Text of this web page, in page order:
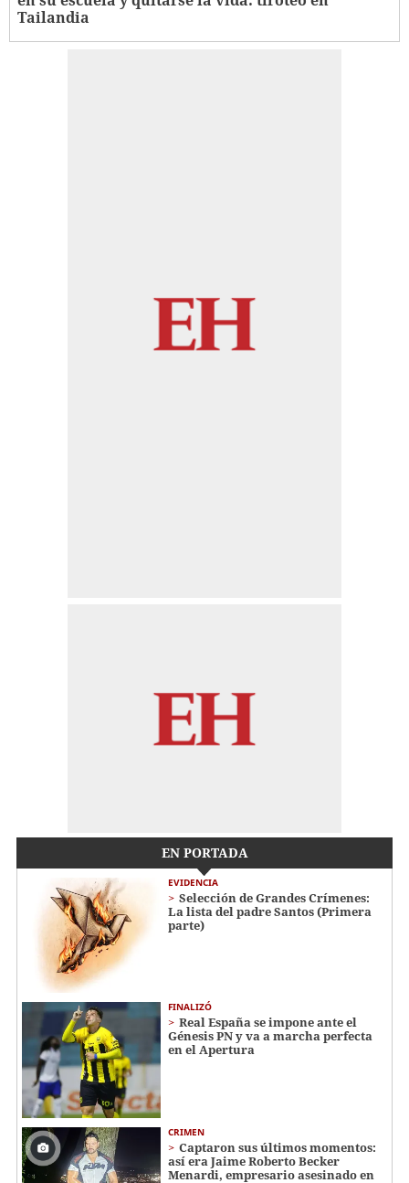
Tailandia
EN PORTADA
EVIDENCIA
Selección de Grandes Crímenes:
La lista del padre Santos (Primera
parte)
FINALIZÓ
Real España se impone ante el
Génesis PN y va a marcha perfecta
en el Apertura
CRIMEN
Captaron sus últimos momentos:
así era Jaime Roberto Becker
Menardi​​​, empresario asesinado en